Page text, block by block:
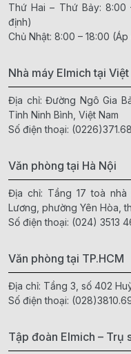
Thứ Hai – Thứ Bảy:
định)
Chủ Nhật: 8:00 – 18:00
Nhà máy Elmich tại
Địa chỉ: Đường Ngô Gia
Tỉnh Ninh Bình, Việt Nam
Số điện thoại:
Văn phòng tại Hà Nội
Địa chỉ: Tầng 17 toà nhà
Lương, phường Yên Hòa,
Số điện thoại: (024) 3513
Văn phòng tại TP.HCM
Địa chỉ: Tầng 3, số 402
Số điện thoại:
Tập đoàn Elmich – Trụ